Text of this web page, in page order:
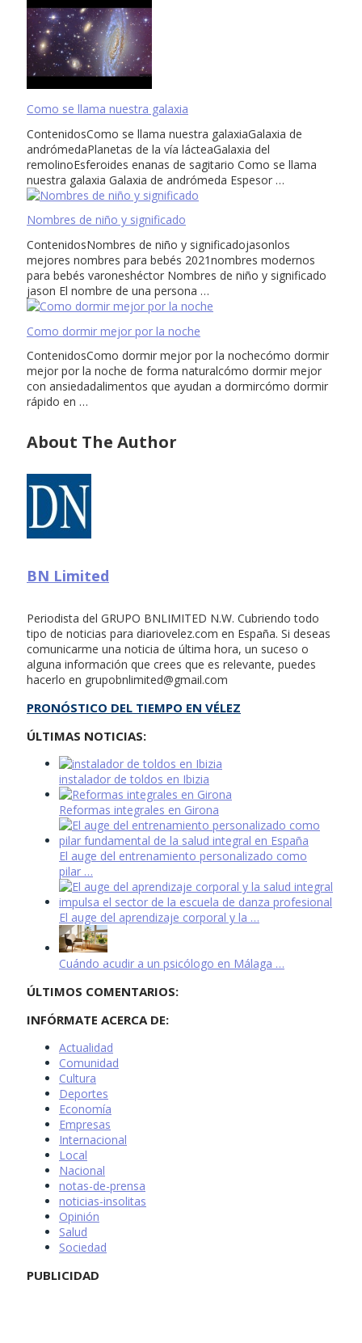
Como se llama nuestra galaxia
ContenidosComo se llama nuestra galaxiaGalaxia de
andrómedaPlanetas de la vía lácteaGalaxia del
remolinoEsferoides enanas de sagitario Como se llama
nuestra galaxia Galaxia de andrómeda Espesor …
Nombres de niño y significado
ContenidosNombres de niño y significadojasonlos
mejores nombres para bebés 2021nombres modernos
para bebés varoneshéctor Nombres de niño y significado
jason El nombre de una persona …
Como dormir mejor por la noche
ContenidosComo dormir mejor por la nochecómo dormir
mejor por la noche de forma naturalcómo dormir mejor
con ansiedadalimentos que ayudan a dormircómo dormir
rápido en …
About The Author
BN Limited
Periodista del GRUPO BNLIMITED N.W. Cubriendo todo
tipo de noticias para diariovelez.com en España. Si deseas
comunicarme una noticia de última hora, un suceso o
alguna información que crees que es relevante, puedes
hacerlo en grupobnlimited@gmail.com
PRONÓSTICO DEL TIEMPO EN VÉLEZ
ÚLTIMAS NOTICIAS:
instalador de toldos en Ibizia
Reformas integrales en Girona
El auge del entrenamiento personalizado como
pilar …
El auge del aprendizaje corporal y la …
Cuándo acudir a un psicólogo en Málaga …
ÚLTIMOS COMENTARIOS:
INFÓRMATE ACERCA DE:
Actualidad
Comunidad
Cultura
Deportes
Economía
Empresas
Internacional
Local
Nacional
notas-de-prensa
noticias-insolitas
Opinión
Salud
Sociedad
PUBLICIDAD